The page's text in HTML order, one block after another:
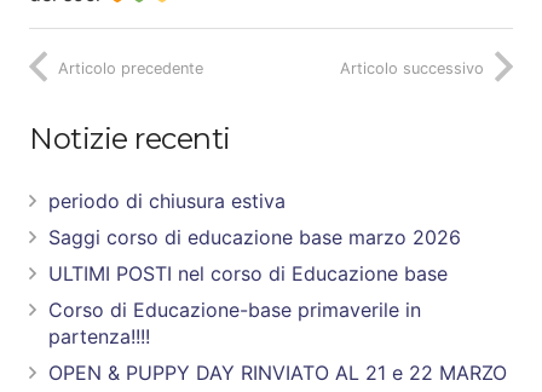
Articolo precedente Articolo successivo
Notizie recenti
periodo di chiusura estiva
Saggi corso di educazione base marzo 2026
ULTIMI POSTI nel corso di Educazione base
Corso di Educazione-base primaverile in
partenza!!!!
OPEN & PUPPY DAY RINVIATO AL 21 e 22 MARZO